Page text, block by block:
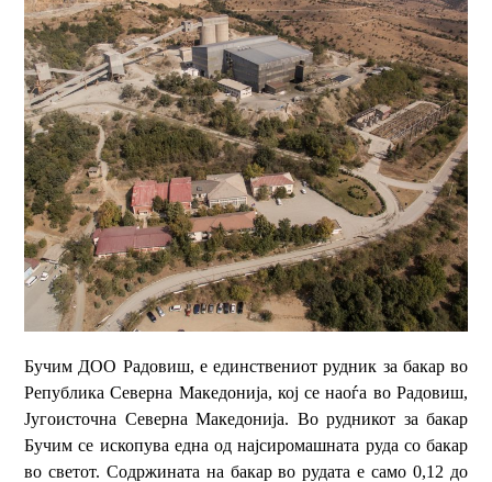
Бучим ДОО Радовиш, е единствениот рудник за бакар во
Република Северна Македонија, кој се наоѓа во Радовиш,
Југоисточна Северна Македонија. Во рудникот за бакар
Бучим се ископува една од најсиромашната руда со бакар
во светот. Содржината на бакар во рудата е само 0,12 до